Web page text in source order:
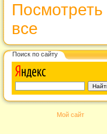
Посмотреть
все
Поиск по сайту
Мой сайт